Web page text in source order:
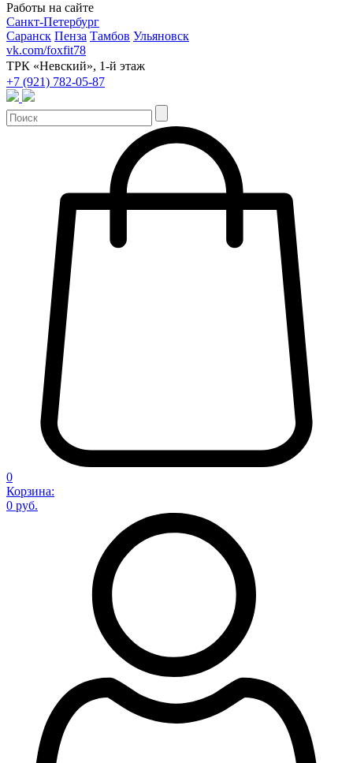
Работы на сайте
Санкт-Петербург
Саранск Пенза Тамбов Ульяновск
vk.com/foxfit78
ТРК «Невский», 1-й этаж
+7 (921) 782-05-87
0
Корзина:
0 руб.